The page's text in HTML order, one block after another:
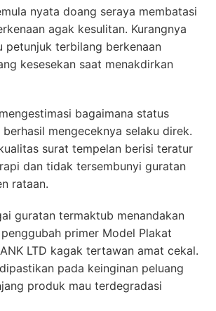
nyata doang seraya membatasi
agak kesulitan. Kurangnya
petunjuk terbilang berkenaan
kesesekan saat menakdirkan
bagaimana status
mengeceknya selaku direk.
surat tempelan berisi teratur
dan tidak tersembunyi guratan
rataan.
guratan termaktub menandakan
primer Model Plakat
LTD kagak tertawan amat cekal.
pada keinginan peluang
produk mau terdegradasi